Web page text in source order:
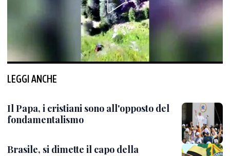
LEGGI ANCHE
Il Papa, i cristiani sono all'opposto del
fondamentalismo
Brasile, si dimette il capo della